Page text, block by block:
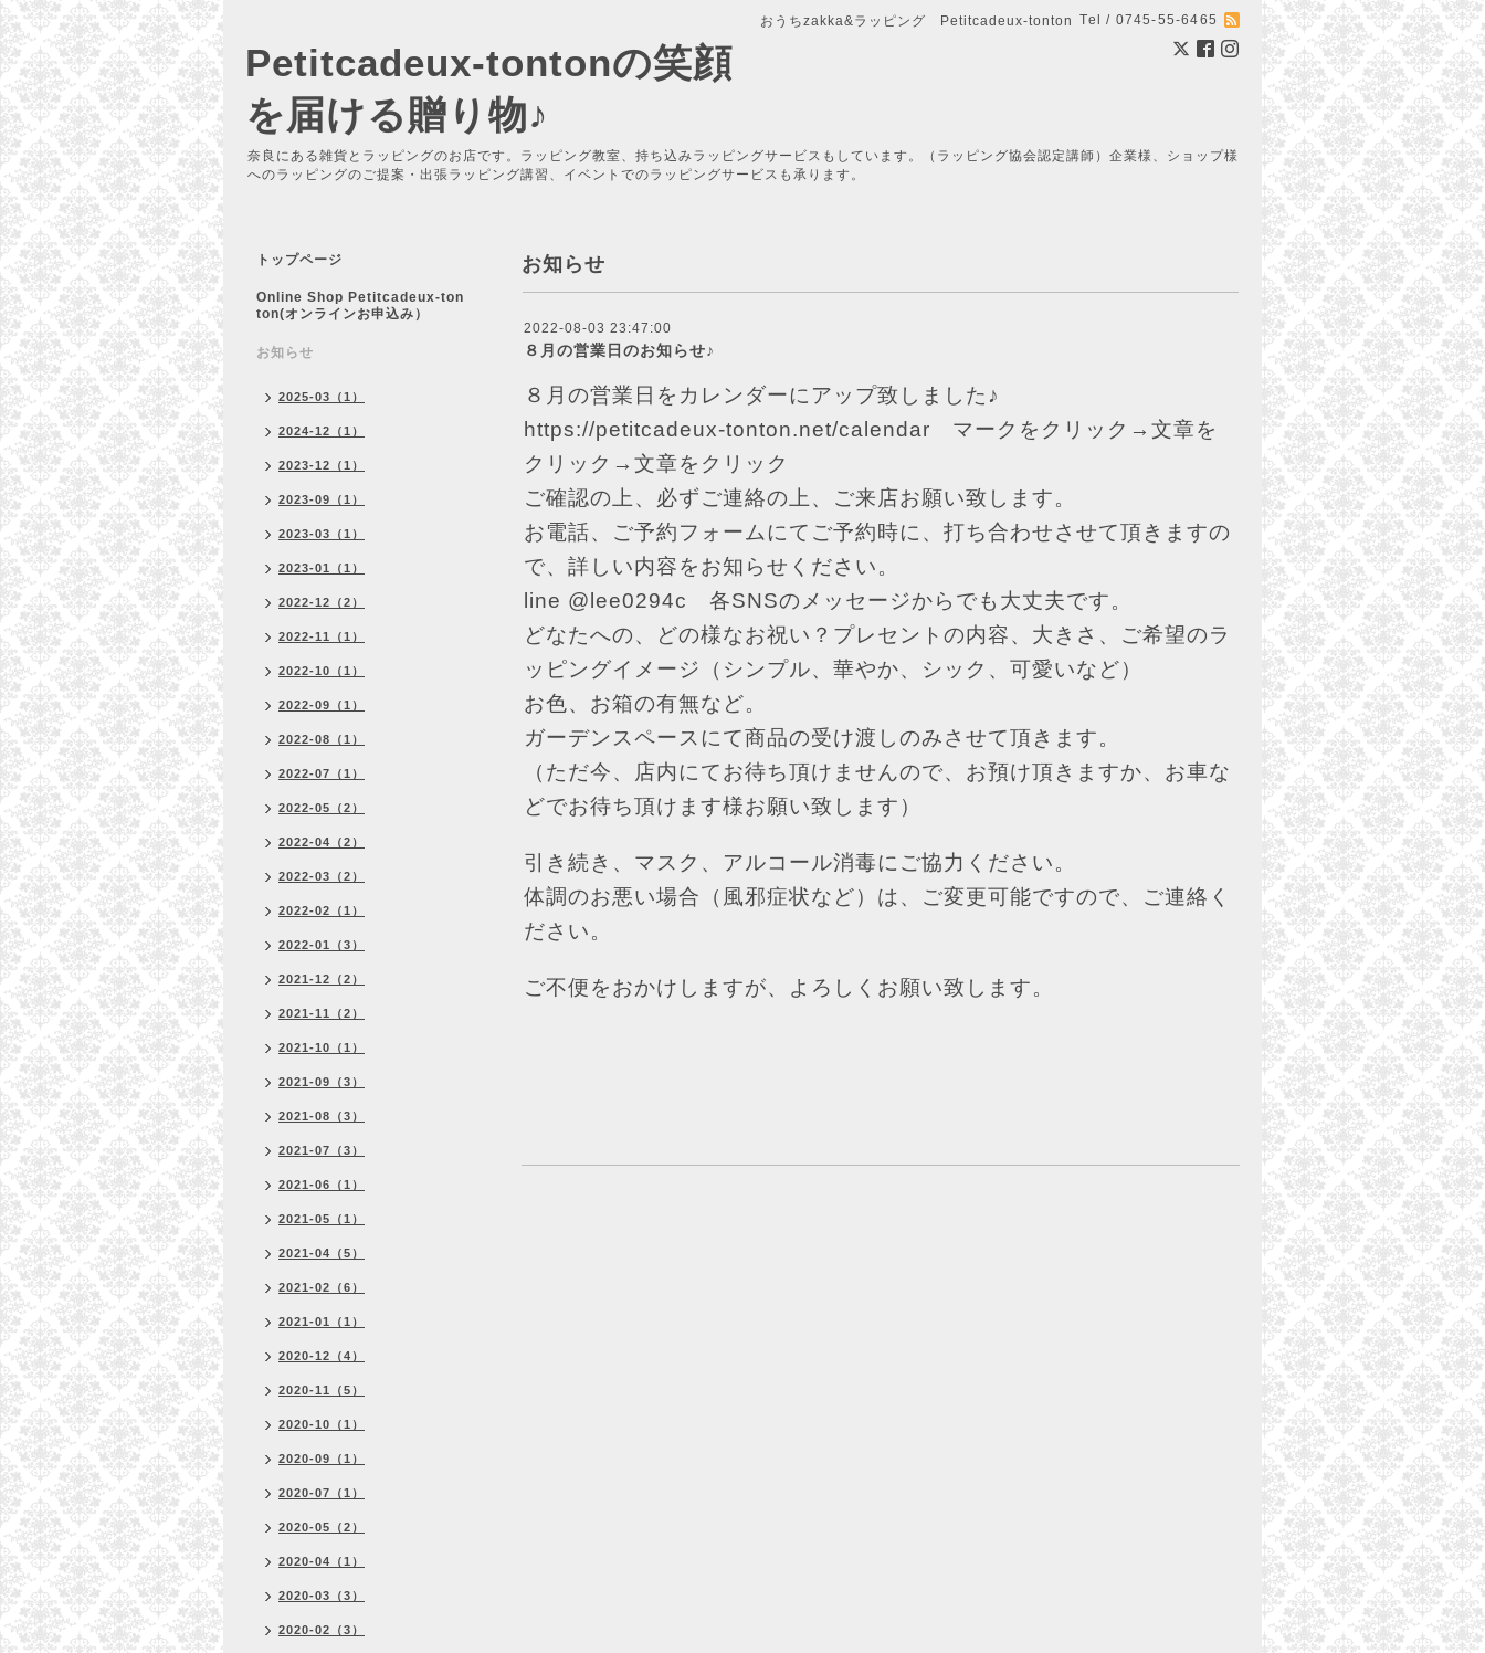
おうちzakka&ラッピング Petitcadeux-tonton Tel / 0745-55-6465
Petitcadeux-tontonの笑顔
を届ける贈り物♪
奈良にある雑貨とラッピングのお店です。ラッピング教室、持ち込みラッピングサービスもしています。（ラッピング協会認定講師）企業様、ショップ様
へのラッピングのご提案・出張ラッピング講習、イベントでのラッピングサービスも承ります。
お知らせ
2022-08-03 23:47:00
８月の営業日のお知らせ♪
８月の営業日をカレンダーにアップ致しました♪
https://petitcadeux-tonton.net/calendar マークをクリック→文章を
クリック→文章をクリック
ご確認の上、必ずご連絡の上、ご来店お願い致します。
お電話、ご予約フォームにてご予約時に、打ち合わせさせて頂きますの
で、詳しい内容をお知らせください。
line @lee0294c 各SNSのメッセージからでも大丈夫です。
どなたへの、どの様なお祝い？プレセントの内容、大きさ、ご希望のラ
ッピングイメージ（シンプル、華やか、シック、可愛いなど）
お色、お箱の有無など。
ガーデンスペースにて商品の受け渡しのみさせて頂きます。
（ただ今、店内にてお待ち頂けませんので、お預け頂きますか、お車な
どでお待ち頂けます様お願い致します）
引き続き、マスク、アルコール消毒にご協力ください。
体調のお悪い場合（風邪症状など）は、ご変更可能ですので、ご連絡く
ださい。
ご不便をおかけしますが、よろしくお願い致します。
トップページ
Online Shop Petitcadeux-ton
ton(オンラインお申込み）
お知らせ
2025-03（1）
2024-12（1）
2023-12（1）
2023-09（1）
2023-03（1）
2023-01（1）
2022-12（2）
2022-11（1）
2022-10（1）
2022-09（1）
2022-08（1）
2022-07（1）
2022-05（2）
2022-04（2）
2022-03（2）
2022-02（1）
2022-01（3）
2021-12（2）
2021-11（2）
2021-10（1）
2021-09（3）
2021-08（3）
2021-07（3）
2021-06（1）
2021-05（1）
2021-04（5）
2021-02（6）
2021-01（1）
2020-12（4）
2020-11（5）
2020-10（1）
2020-09（1）
2020-07（1）
2020-05（2）
2020-04（1）
2020-03（3）
2020-02（3）